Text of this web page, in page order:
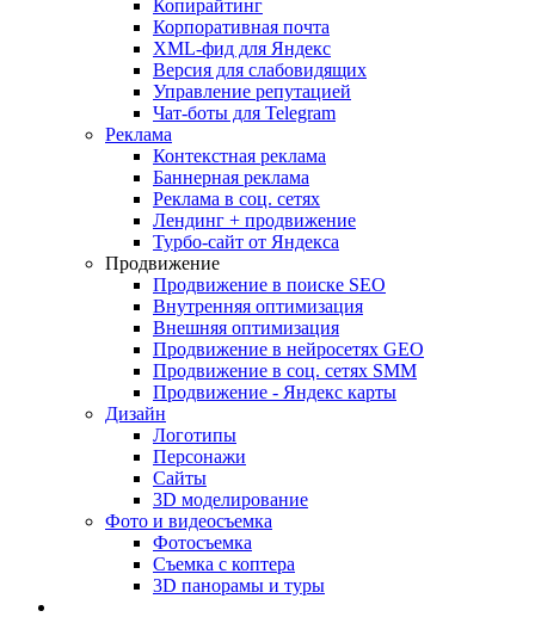
Копирайтинг
Корпоративная почта
XML-фид для Яндекс
Версия для слабовидящих
Управление репутацией
Чат-боты для Telegram
Реклама
Контекстная реклама
Баннерная реклама
Реклама в соц. сетях
Лендинг + продвижение
Турбо-сайт от Яндекса
Продвижение
Продвижение в поиске SEO
Внутренняя оптимизация
Внешняя оптимизация
Продвижение в нейросетях GEO
Продвижение в соц. сетях SMM
Продвижение - Яндекс карты
Дизайн
Логотипы
Персонажи
Сайты
3D моделирование
Фото и видеосъемка
Фотосъемка
Съемка с коптера
3D панорамы и туры